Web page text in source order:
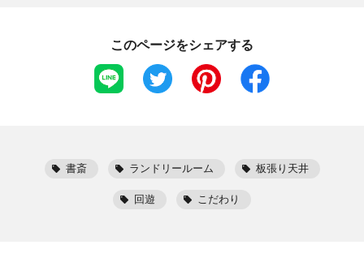
このページをシェアする
書斎 ランドリールーム 板張り天井
回遊 こだわり